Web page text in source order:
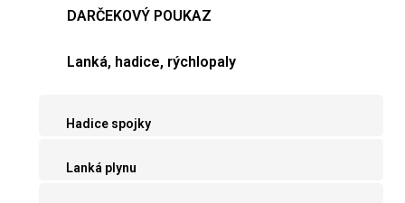
DARČEKOVÝ POUKAZ
Lanká, hadice, rýchlopaly
Hadice spojky
Lanká plynu